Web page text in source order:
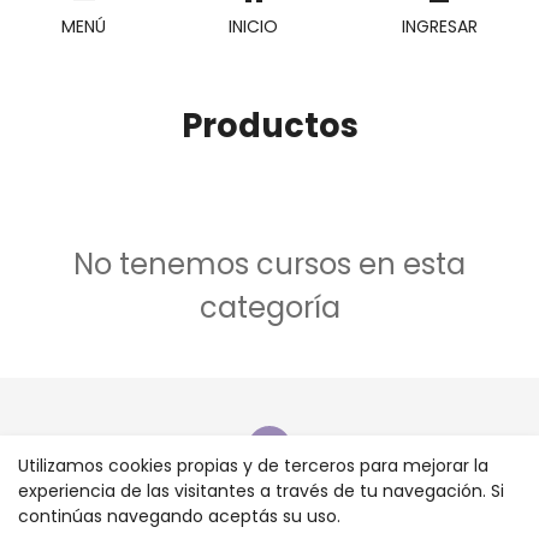
MENÚ INICIO INGRESAR
Productos
No tenemos cursos en esta
categoría
Contacto
Utilizamos cookies propias y de terceros para mejorar la
experiencia de las visitantes a través de tu navegación. Si
continúas navegando aceptás su uso.